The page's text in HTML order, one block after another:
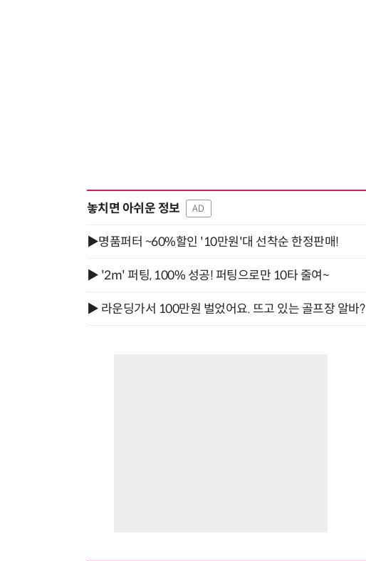
놓치면 아쉬운 정보 AD
▶명품퍼터 ~60%할인 '10만원'대 선착순 한정판매!
▶ '2m' 퍼팅, 100% 성공! 퍼팅으로만 10타 줄여~
▶ 라운딩가서 100만원 벌었어요. 뜨고 있는 골프장 알바?